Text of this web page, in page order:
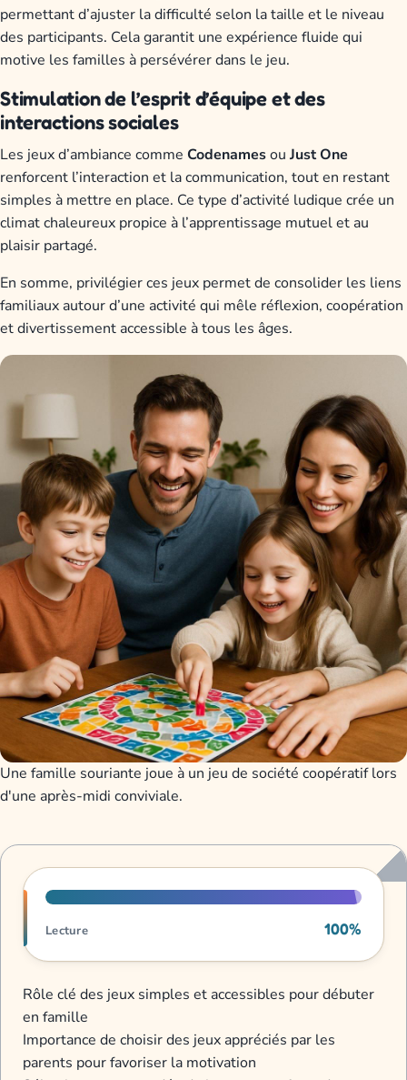
permettant d’ajuster la difficulté selon la taille et le niveau
des participants. Cela garantit une expérience fluide qui
motive les familles à persévérer dans le jeu.
Stimulation de l’esprit d’équipe et des
interactions sociales
Les jeux d’ambiance comme Codenamesou Just One
renforcent l’interaction et la communication, tout en restant
simples à mettre en place. Ce type d’activité ludique crée un
climat chaleureux propice à l’apprentissage mutuel et au
plaisir partagé.
En somme, privilégier ces jeux permet de consolider les liens
familiaux autour d’une activité qui mêle réflexion, coopération
et divertissement accessible à tous les âges.
Une famille souriante joue à un jeu de société coopératif lors
d'une après-midi conviviale.
Progression de lecture
Lecture 100%
Rôle clé des jeux simples et accessibles pour débuter
en famille
Importance de choisir des jeux appréciés par les
parents pour favoriser la motivation